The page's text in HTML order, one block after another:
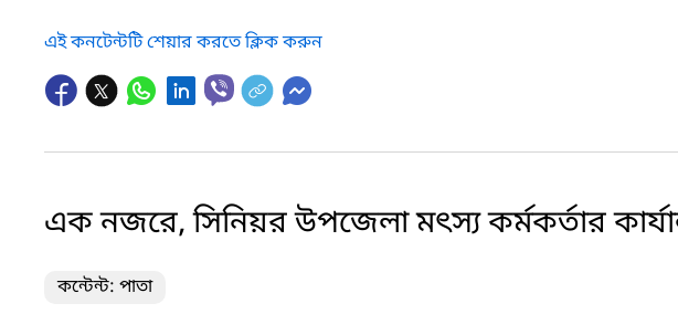
এই কনটেন্টটি শেয়ার করতে ক্লিক করুন
এক নজরে, সিনিয়র উপজেলা মৎস্য কর্মকর্তার
কন্টেন্ট: পাতা